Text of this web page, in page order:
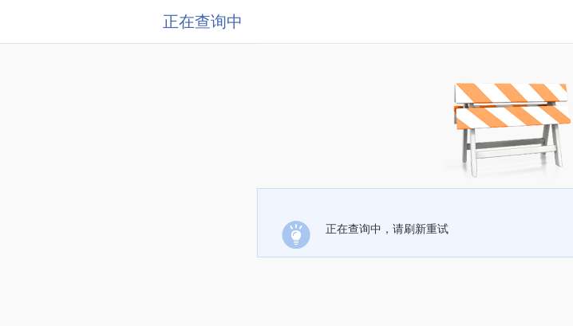
正在查询中
正在查询中，请刷新重试